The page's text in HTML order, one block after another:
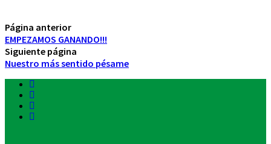
Página anterior
EMPEZAMOS GANANDO!!!
Siguiente página
Nuestro más sentido pésame